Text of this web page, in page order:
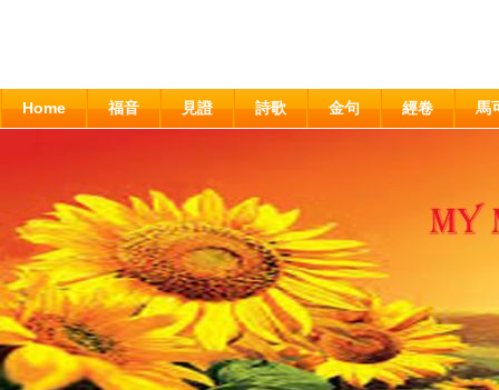
Home 福音 見證 詩歌 金句 經卷 馬